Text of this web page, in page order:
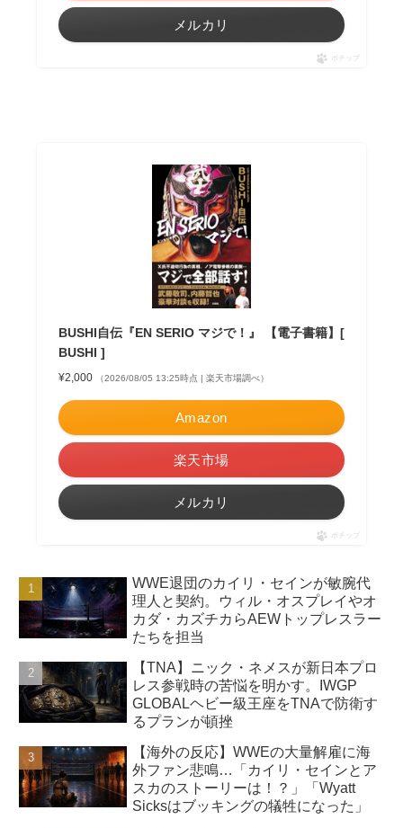
メルカリ
ポチップ
BUSHI自伝『EN SERIO マジで！』 【電子書籍】[
BUSHI ]
¥2,000 （2026/08/05 13:25時点 | 楽天市場調べ）
Amazon
楽天市場
メルカリ
ポチップ
WWE退団のカイリ・セインが敏腕代
理人と契約。ウィル・オスプレイやオ
カダ・カズチカらAEWトップレスラー
たちを担当
【TNA】ニック・ネメスが新日本プロ
レス参戦時の苦悩を明かす。IWGP
GLOBALヘビー級王座をTNAで防衛す
るプランが頓挫
【海外の反応】WWEの大量解雇に海
外ファン悲鳴…「カイリ・セインとア
スカのストーリーは！？」「Wyatt
Sicksはブッキングの犠牲になった」